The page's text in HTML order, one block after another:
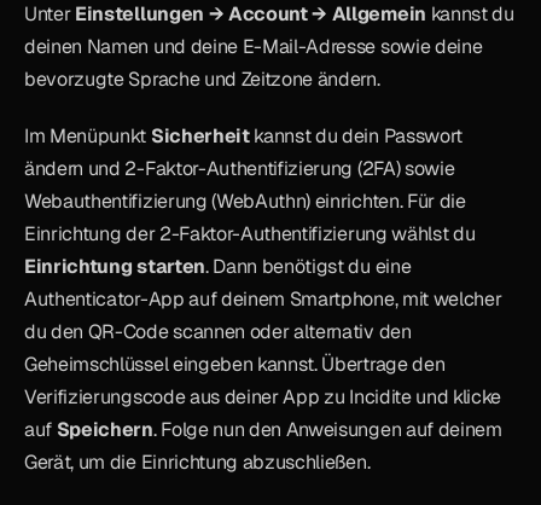
Unter Einstellungen → Account → Allgemein kannst du
deinen Namen und deine E-Mail-Adresse sowie deine
bevorzugte Sprache und Zeitzone ändern.
Im Menüpunkt Sicherheit kannst du dein Passwort
ändern und 2-Faktor-Authentifizierung (2FA) sowie
Webauthentifizierung (WebAuthn) einrichten. Für die
Einrichtung starten. Dann benötigst du eine
Authenticator-App auf deinem Smartphone, mit welcher
du den QR-Code scannen oder alternativ den
Geheimschlüssel eingeben kannst. Übertrage den
Verifizierungscode aus deiner App zu Incidite und klicke
auf Speichern. Folge nun den Anweisungen auf deinem
Gerät, um die Einrichtung abzuschließen.